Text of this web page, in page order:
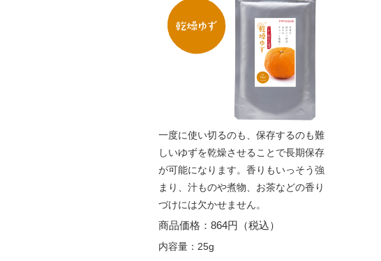
一度に使い切るのも、保存するのも難
しいゆずを乾燥させることで長期保存
が可能になります。香りもいっそう強
まり、汁ものや煮物、お茶などの香り
づけには欠かせません。
商品価格：864円（税込）
内容量：25g